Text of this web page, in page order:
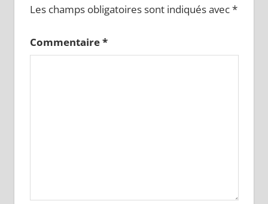
Les champs obligatoires sont indiqués avec*
Commentaire*